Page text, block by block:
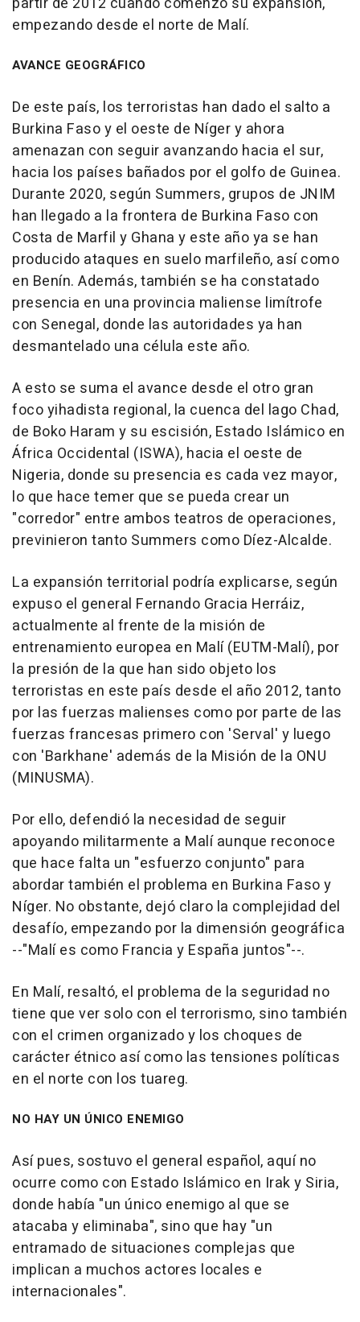
empezando desde el norte de Malí.
AVANCE GEOGRÁFICO
De este país, los terroristas han dado el salto a
Burkina Faso y el oeste de Níger y ahora
amenazan con seguir avanzando hacia el sur,
hacia los países bañados por el golfo de Guinea.
Durante 2020, según Summers, grupos de JNIM
han llegado a la frontera de Burkina Faso con
Costa de Marfil y Ghana y este año ya se han
producido ataques en suelo marfileño, así como
en Benín. Además, también se ha constatado
presencia en una provincia maliense limítrofe
con Senegal, donde las autoridades ya han
desmantelado una célula este año.
A esto se suma el avance desde el otro gran
foco yihadista regional, la cuenca del lago Chad,
de Boko Haram y su escisión, Estado Islámico en
África Occidental (ISWA), hacia el oeste de
Nigeria, donde su presencia es cada vez mayor,
lo que hace temer que se pueda crear un
"corredor" entre ambos teatros de operaciones,
previnieron tanto Summers como Díez-Alcalde.
La expansión territorial podría explicarse, según
expuso el general Fernando Gracia Herráiz,
actualmente al frente de la misión de
entrenamiento europea en Malí (EUTM-Malí), por
la presión de la que han sido objeto los
terroristas en este país desde el año 2012, tanto
por las fuerzas malienses como por parte de las
fuerzas francesas primero con 'Serval' y luego
con 'Barkhane' además de la Misión de la ONU
(MINUSMA).
Por ello, defendió la necesidad de seguir
apoyando militarmente a Malí aunque reconoce
que hace falta un "esfuerzo conjunto" para
abordar también el problema en Burkina Faso y
Níger. No obstante, dejó claro la complejidad del
desafío, empezando por la dimensión geográfica
--"Malí es como Francia y España juntos"--.
En Malí, resaltó, el problema de la seguridad no
tiene que ver solo con el terrorismo, sino también
con el crimen organizado y los choques de
carácter étnico así como las tensiones políticas
en el norte con los tuareg.
NO HAY UN ÚNICO ENEMIGO
Así pues, sostuvo el general español, aquí no
ocurre como con Estado Islámico en Irak y Siria,
donde había "un único enemigo al que se
atacaba y eliminaba", sino que hay "un
entramado de situaciones complejas que
implican a muchos actores locales e
internacionales".